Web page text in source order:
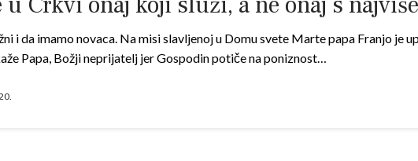
i da imamo novaca. Na misi slavljenoj u Domu svete Marte papa Franjo je
Papa, Božji neprijatelj jer Gospodin potiče na poniznost…